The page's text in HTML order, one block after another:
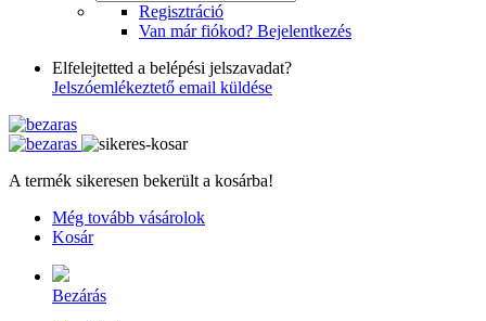
Regisztráció
Van már fiókod? Bejelentkezés
Elfelejtetted a belépési jelszavadat?
Jelszóemlékeztető email küldése
A termék sikeresen bekerült a kosárba!
Még tovább vásárolok
Kosár
Bezárás